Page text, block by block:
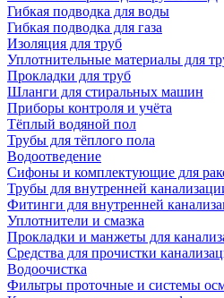
Гибкая подводка для воды
Гибкая подводка для газа
Изоляция для труб
Уплотнительные материалы для
Прокладки для труб
Шланги для стиральных машин
Приборы контроля и учёта
Тёплый водяной пол
Трубы для тёплого пола
Водоотведение
Сифоны и комплектующие для
Трубы для внутренней
Фитинги для внутренней
Уплотнители и смазка
Прокладки и манжеты для
Средства для прочистки
Водоочистка
Фильтры проточные и системы